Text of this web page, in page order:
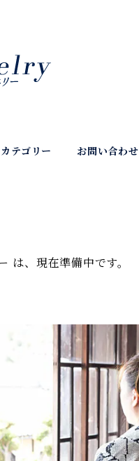
カテゴリー お問い合わせ
は、現在準備中です。